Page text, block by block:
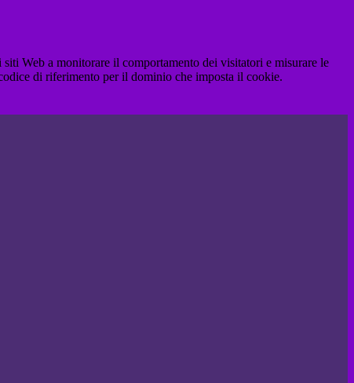
Web a monitorare il comportamento dei visitatori e misurare le
di riferimento per il dominio che imposta il cookie.